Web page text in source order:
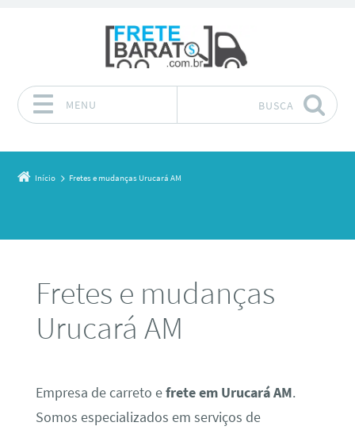
MENU BUSCA
Início Fretes e mudanças Urucará AM
Fretes e mudanças
Urucará AM
Empresa de carreto efrete em Urucará AM.
Somos especializados em serviços de